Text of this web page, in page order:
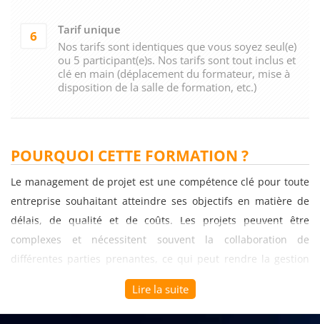
6
Tarif unique
Nos tarifs sont identiques que vous soyez seul(e)
ou 5 participant(e)s. Nos tarifs sont tout inclus et
clé en main (déplacement du formateur, mise à
disposition de la salle de formation, etc.)
POURQUOI CETTE FORMATION ?
Le management de projet est une compétence clé pour toute
entreprise souhaitant atteindre ses objectifs en matière de
délais, de qualité et de coûts. Les projets peuvent être
complexes et nécessitent souvent la collaboration de
différentes parties prenantes, ce qui peut rendre la gestion
du projet difficile. C'est pourquoi il est important de disposer
de personnes formées à la gestion de projet pour assurer le
succès de celui-ci.
Lire la suite